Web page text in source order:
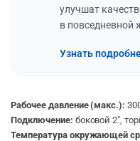
улучшат
в повседневной
Узнать
Рабочее давление (макс.):
Подключение: боковой 2″,
Температура окружающей